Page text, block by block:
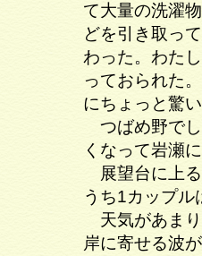
て大量の洗濯
どを引き取っ
わった。わた
っておられた
にちょっと驚
つばめ野でし
くなって岩瀬
展望台に上る
うち1カップ
天気があまり
岸に寄せる波